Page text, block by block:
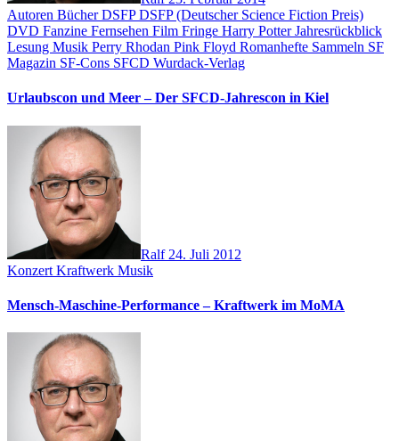
Autoren BücherDSFPDSFP (Deutscher Science Fiction Preis)
DVD Fanzine Fernsehen Film Fringe Harry PotterJahresrückblick
Lesung Musik Perry Rhodan Pink Floyd Romanhefte Sammeln SF
Magazin SF-Cons SFCD Wurdack-Verlag
Urlaubscon und Meer – Der SFCD-Jahrescon in Kiel
Ralf 24. Juli 2012
Konzert Kraftwerk Musik
Mensch-Maschine-Performance – Kraftwerk im MoMA